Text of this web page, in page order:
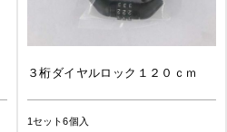
３桁ダイヤルロック１２０ｃｍ
1セット6個入